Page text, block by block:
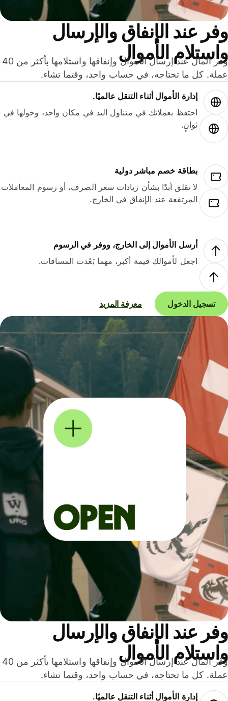
عند الإنفاق والإرسال
الأموال
وفّر المال عند إرسال الأموال وإنفاقها واستلامها بأكثر من 40
كل ما تحتاجه، في حساب واحد، وقتما تشاء.
إدارة الأموال أثناء التنقل عالميًا.
احتفظ بعملاتك في متناول اليد في مكان واحد، وحولها في
ثوانٍ.
بطاقة خصم مباشر دولية
لا تقلق أبدًا بشأن زيادات سعر الصرف، أو رسوم المعاملات
المرتفعة عند الإنفاق في الخارج.
أرسل الأموال إلى الخارج، ووفر في الرسوم
اجعل لأموالك قيمة أكبر، مهما بَعُدت المسافات.
تسجيل الدخول معرفة المزيد
عند الإنفاق والإرسال
الأموال
وفّر المال عند إرسال الأموال وإنفاقها واستلامها بأكثر من 40
كل ما تحتاجه، في حساب واحد، وقتما تشاء.
إدارة الأموال أثناء التنقل عالميًا.